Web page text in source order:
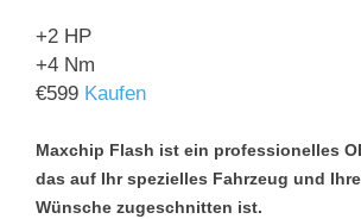
+2 HP
+4 Nm
€599 Kaufen
Maxchip Flash ist ein professionelles
das auf Ihr spezielles Fahrzeug und
Wünsche zugeschnitten ist.